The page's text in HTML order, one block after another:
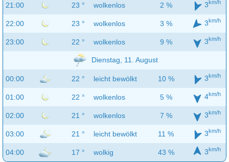
21:00 23 ° wolkenlos 2 % 3km/h
22:00 23 ° wolkenlos 3 % 3km/h
23:00 22 ° wolkenlos 9 % 3km/h
Dienstag, 11. August
00:00 22 ° leicht bewölkt 10 % 3km/h
01:00 22 ° wolkenlos 5 % 4km/h
02:00 21 ° wolkenlos 7 % 3km/h
03:00 21 ° leicht bewölkt 11 % 3km/h
04:00 17 ° wolkig 43 % 3km/h